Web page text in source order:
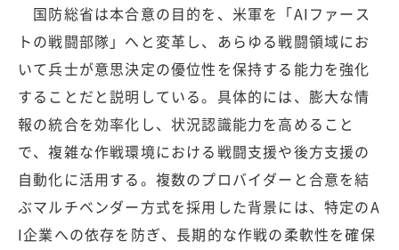
国防総省は本合意の目的を、米軍を「AIファース
トの戦闘部隊」へと変革し、あらゆる戦闘領域にお
いて兵士が意思決定の優位性を保持する能力を強化
することだと説明している。具体的には、膨大な情
報の統合を効率化し、状況認識能力を高めること
で、複雑な作戦環境における戦闘支援や後方支援の
自動化に活用する。複数のプロバイダーと合意を結
ぶマルチベンダー方式を採用した背景には、特定のA
I企業への依存を防ぎ、長期的な作戦の柔軟性を確保